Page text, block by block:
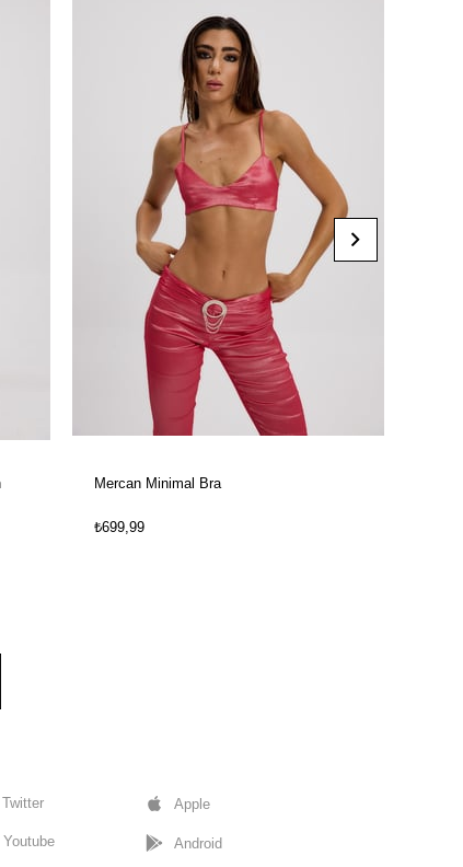
Mercan Minimal Bra
₺699,99
Twitter
Youtube
Apple
Android